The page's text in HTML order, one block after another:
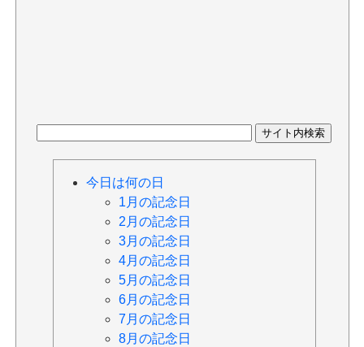
今日は何の日
1月の記念日
2月の記念日
3月の記念日
4月の記念日
5月の記念日
6月の記念日
7月の記念日
8月の記念日